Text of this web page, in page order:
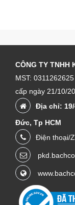
CÔNG TY TNHH
MST:
cấp ngày 21/10/
Địa chỉ:
Đức, Tp HCM
Điện thoại/